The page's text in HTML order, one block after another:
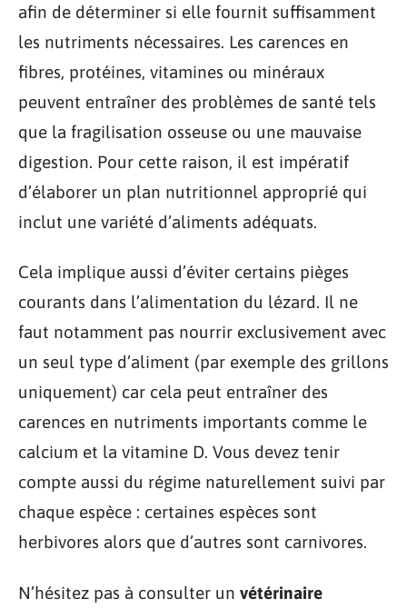
afin de déterminer si elle fournit suffisamment
les nutriments nécessaires. Les carences en
fibres, protéines, vitamines ou minéraux
peuvent entraîner des problèmes de santé tels
que la fragilisation osseuse ou une mauvaise
digestion. Pour cette raison, il est impératif
d’élaborer un plan nutritionnel approprié qui
inclut une variété d’aliments adéquats.
Cela implique aussi d’éviter certains pièges
courants dans l’alimentation du lézard. Il ne
faut notamment pas nourrir exclusivement avec
un seul type d’aliment (par exemple des grillons
uniquement) car cela peut entraîner des
carences en nutriments importants comme le
calcium et la vitamine D. Vous devez tenir
compte aussi du régime naturellement suivi par
chaque espèce : certaines espèces sont
herbivores alors que d’autres sont carnivores.
N’hésitez pas à consulter un vétérinaire